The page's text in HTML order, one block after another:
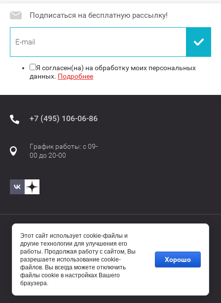
Подписаться на бесплатную рассылку!
Я согласен(на) на обработку моих персональных
данных. Подробнее
+7 (495) 106-06-86
График работы: с 09-
00 до 20-00
© 2017—2025 Бавиро/Baviro
Этот сайт использует cookie-файлы и
другие технологии для улучшения его
работы. Продолжая работу с сайтом, Вы
разрешаете использование cookie-
файлов. Вы всегда можете отключить
файлы cookie в настройках Вашего
браузера.
Хорошо